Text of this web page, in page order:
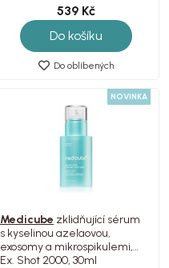
539 Kč
Do košíku
Do oblíbených
NOVINKA
Medicube zklidňující sérum
s kyselinou azelaovou,
exosomy a mikrospikulemi,
Ex. Shot 2000, 30ml